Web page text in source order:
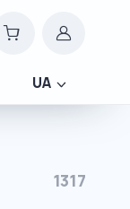
UA
1317